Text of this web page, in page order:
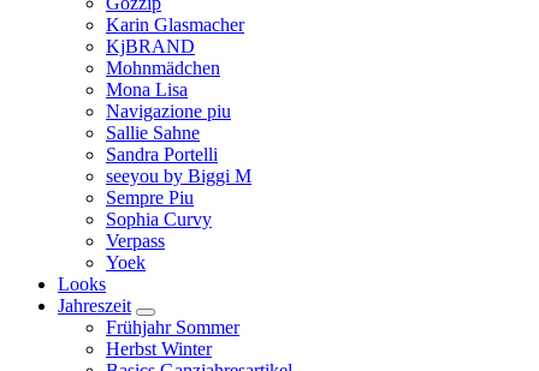
Karin Glasmacher
KjBRAND
Mohnmädchen
Mona Lisa
Navigazione piu
Sallie Sahne
Sandra Portelli
seeyou by Biggi M
Sempre Piu
Sophia Curvy
Verpass
Yoek
Looks
Jahreszeit
Frühjahr Sommer
Herbst Winter